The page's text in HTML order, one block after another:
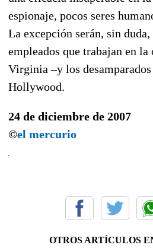
espionaje, pocos seres
La excepción serán, sin
empleados que trabajan en
Virginia –y los
Hollywood.
24 de diciembre de 2007
©el mercurio
OTROS ARTÍCULOS